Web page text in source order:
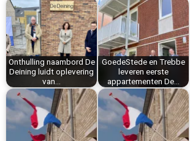
b
o
o
k
e
r
e
s
t
e
d
I
n
l
s
A
p
p
n
Onthulling naambord De
Deining luidt oplevering
van…
GoedeStede en Trebbe
leveren eerste
appartementen De…